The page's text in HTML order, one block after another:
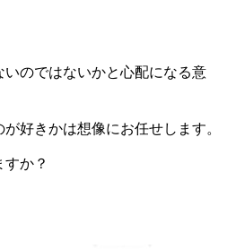
いのではないかと心配になる意
好きかは想像にお任せします。
か？